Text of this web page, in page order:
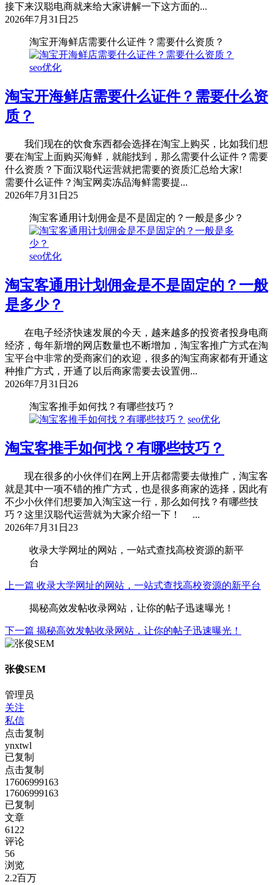
接下来汉聪电商就来给大家讲解一下这方面的...
2026年7月31日 25
淘宝开海鲜店需要什么证件？需要什么资质？
seo优化
淘宝开海鲜店需要什么证件？需要什么资
质？
我们现在的饮食东西都会选择在淘宝上购买，比如我们想
要在淘宝上面购买海鲜，就能找到，那么需要什么证件？需要
什么资质？下面汉聪代运营就把需要的资质汇总给大家!
需要什么证件？淘宝网卖冻品海鲜需要提...
2026年7月31日 25
淘宝客通用计划佣金是不是固定的？一般是多少？
seo优化
淘宝客通用计划佣金是不是固定的？一般
是多少？
在电子经济快速发展的今天，越来越多的投资者投身电商
经济，每年新增的网店数量也不断增加，淘宝客推广方式在淘
宝平台中非常的受商家们的欢迎，很多的淘宝商家都有开通这
种推广方式，开通了以后商家需要去设置佣...
2026年7月31日 26
淘宝客推手如何找？有哪些技巧？
seo优化
淘宝客推手如何找？有哪些技巧？
现在很多的小伙伴们在网上开店都需要去做推广，淘宝客
就是其中一项不错的推广方式，也是很多商家的选择，因此有
不少小伙伴们想要加入淘宝这一行，那么如何找？有哪些技
巧？这里汉聪代运营就为大家介绍一下！ ...
2026年7月31日 23
收录大学网址的网站，一站式查找高校资源的新平
台
上一篇 收录大学网址的网站，一站式查找高校资源的新平台
揭秘高效发帖收录网站，让你的帖子迅速曝光！
下一篇 揭秘高效发帖收录网站，让你的帖子迅速曝光！
张俊SEM
管理员
关注
私信
点击复制
ynxtwl
已复制
点击复制
17606999163
17606999163
已复制
文章
6122
评论
56
浏览
2.2百万